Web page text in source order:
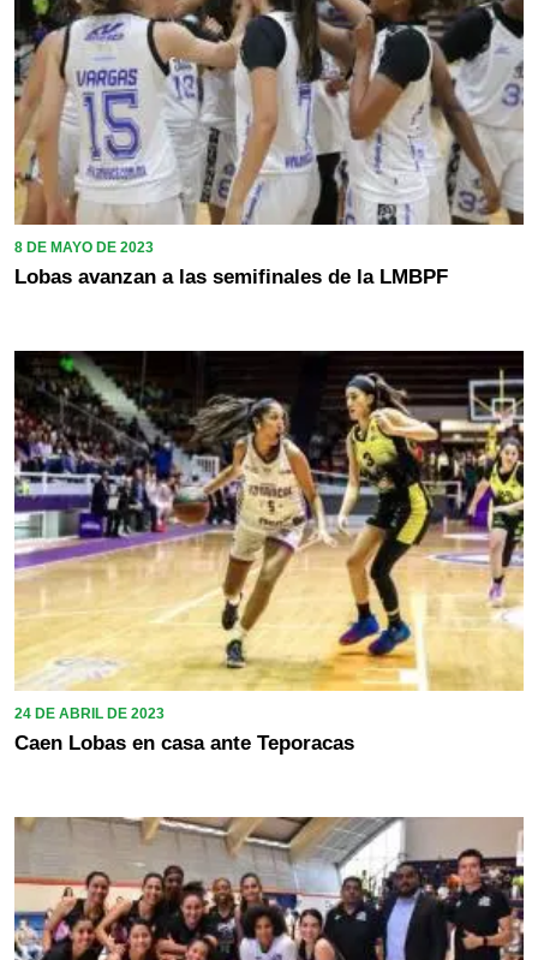
8 DE MAYO DE 2023
Lobas avanzan a las semifinales de la LMBPF
24 DE ABRIL DE 2023
Caen Lobas en casa ante Teporacas